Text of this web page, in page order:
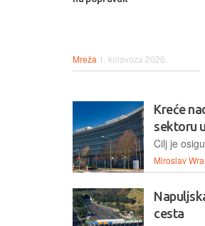
Mreža 1. kolovoza 2026.
Kreće
sektoru
Miroslav
cesta